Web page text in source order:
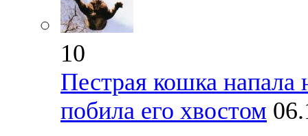
10
Пестрая кошка напала
побила его хвостом